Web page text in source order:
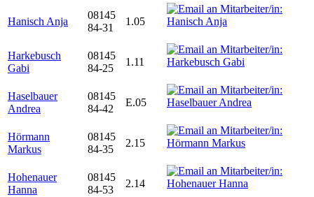
Hanisch Anja
08145
84-31
1.05
Harkebusch
Gabi
08145
84-25
1.11
Haselbauer
Andrea
08145
84-42
E.05
Hörmann
Markus
08145
84-35
2.15
Hohenauer
Hanna
08145
84-53
2.14